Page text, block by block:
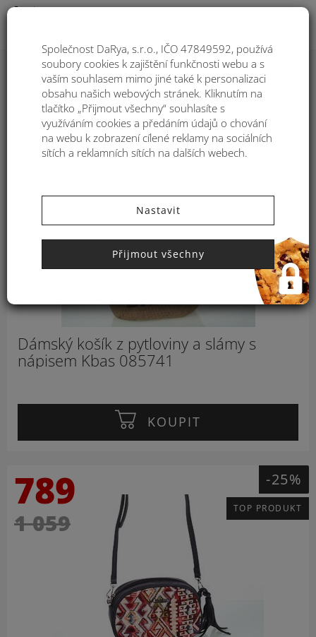
Pořadí 1
699 -50%
TOP PRODUKT
Dámský košík z pytloviny a slámy s
nápisem Kbas 085741
KOUPIT
789
1 059
-25%
TOP PRODUKT
Společnost DaRya, s.r.o., IČO 47849592, používá
soubory cookies k zajištění funkčnosti webu a s
vaším souhlasem mimo jiné také k personalizaci
obsahu našich webových stránek. Kliknutím na
tlačítko „Přijmout všechny“ souhlasíte s
využíváním cookies a předáním údajů o chování
na webu k zobrazení cílené reklamy na sociálních
sítích a reklamních sítích na dalších webech.
Nastavit
Přijmout všechny